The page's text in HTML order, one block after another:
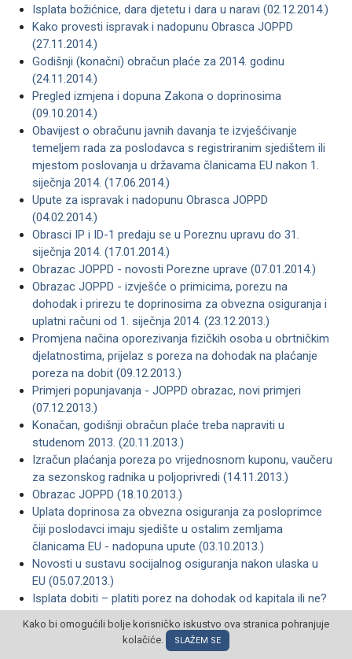
Isplata božićnice, dara djetetu i dara u naravi (02.12.2014.)
Kako provesti ispravak i nadopunu Obrasca JOPPD
(27.11.2014.)
Godišnji (konačni) obračun plaće za 2014. godinu
(24.11.2014.)
Pregled izmjena i dopuna Zakona o doprinosima
(09.10.2014.)
Obavijest o obračunu javnih davanja te izvješćivanje
temeljem rada za poslodavca s registriranim sjedištem ili
mjestom poslovanja u državama članicama EU nakon 1.
siječnja 2014. (17.06.2014.)
Upute za ispravak i nadopunu Obrasca JOPPD
(04.02.2014.)
Obrasci IP i ID-1 predaju se u Poreznu upravu do 31.
siječnja 2014. (17.01.2014.)
Obrazac JOPPD - novosti Porezne uprave (07.01.2014.)
Obrazac JOPPD - izvješće o primicima, porezu na
dohodak i prirezu te doprinosima za obvezna osiguranja i
uplatni računi od 1. siječnja 2014. (23.12.2013.)
Promjena načina oporezivanja fizičkih osoba u obrtničkim
djelatnostima, prijelaz s poreza na dohodak na plaćanje
poreza na dobit (09.12.2013.)
Primjeri popunjavanja - JOPPD obrazac, novi primjeri
(07.12.2013.)
Konačan, godišnji obračun plaće treba napraviti u
studenom 2013. (20.11.2013.)
Izračun plaćanja poreza po vrijednosnom kuponu, vaučeru
za sezonskog radnika u poljoprivredi (14.11.2013.)
Obrazac JOPPD (18.10.2013.)
Uplata doprinosa za obvezna osiguranja za posloprimce
čiji poslodavci imaju sjedište u ostalim zemljama
članicama EU - nadopuna upute (03.10.2013.)
Novosti u sustavu socijalnog osiguranja nakon ulaska u
EU (05.07.2013.)
Isplata dobiti – platiti porez na dohodak od kapitala ili ne?
Oporezivanje mirovina iz inozemstva (23.02.2013.)
Kako bi omogućili bolje korisničko iskustvo ova stranica pohranjuje
kolačiće.
SLAŽEM SE